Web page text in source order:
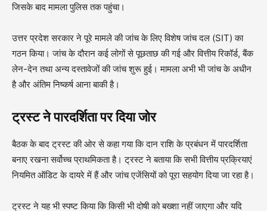
जिसके बाद मामला पुलिस तक पहुंचा।
उत्तर प्रदेश सरकार ने पूरे मामले की जांच के लिए विशेष जांच दल (SIT) का
गठन किया। जांच के दौरान कई लोगों से पूछताछ की गई और वित्तीय रिकॉर्ड, बैंक
लेन-देन तथा अन्य दस्तावेजों की जांच शुरू हुई। मामला अभी भी जांच के अधीन
है और अंतिम निष्कर्ष आना बाकी है।
ट्रस्ट ने पारदर्शिता पर दिया जोर
बैठक के बाद ट्रस्ट की ओर से कहा गया कि दान राशि के प्रबंधन में पारदर्शिता
बनाए रखना सर्वोच्च प्राथमिकता है। ट्रस्ट ने बताया कि सभी वित्तीय प्रक्रियाएं
नियमित ऑडिट के दायरे में हैं और जांच एजेंसियों को पूरा सहयोग दिया जा रहा है।
ट्रस्ट ने यह भी स्पष्ट किया कि किसी भी दोषी को बख्शा नहीं जाएगा और यदि